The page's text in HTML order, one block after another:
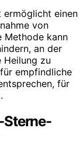
ermöglicht einen
von
Methode kann
an der
Heilung zu
empfindliche
für
Sterne-